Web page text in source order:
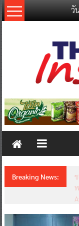
Skip
to
วั
Thailand
New
Breaking News: